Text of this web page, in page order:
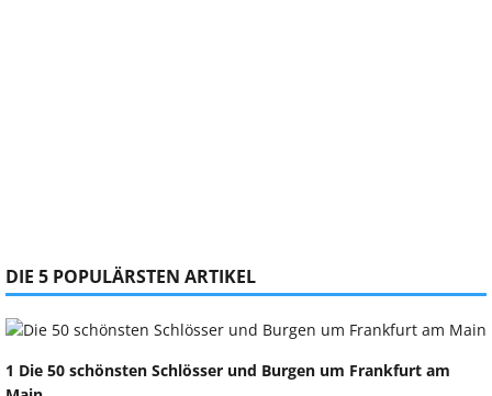
DIE 5 POPULÄRSTEN ARTIKEL
1 Die 50 schönsten Schlösser und Burgen um Frankfurt am